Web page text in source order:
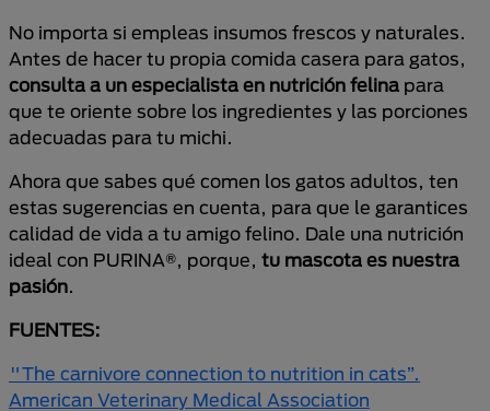
No importa si empleas insumos frescos y naturales.
Antes de hacer tu propia comida casera para gatos,
consulta a un especialista en nutrición felina para
que te oriente sobre los ingredientes y las porciones
adecuadas para tu michi.
Ahora que sabes qué comen los gatos adultos, ten
estas sugerencias en cuenta, para que le garantices
calidad de vida a tu amigo felino. Dale una nutrición
ideal con PURINA®, porque, tu mascota es nuestra
pasión.
FUENTES:
"The carnivore connection to nutrition in cats”.
American Veterinary Medical Association